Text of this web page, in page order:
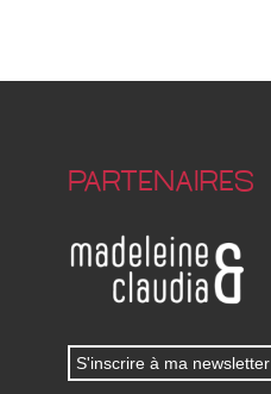
PARTENAIRES
S'inscrire à ma newsletter